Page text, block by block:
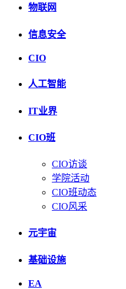
物联网
信息安全
CIO
人工智能
IT业界
CIO班
CIO访谈
学院活动
CIO班动态
CIO风采
元宇宙
基础设施
EA